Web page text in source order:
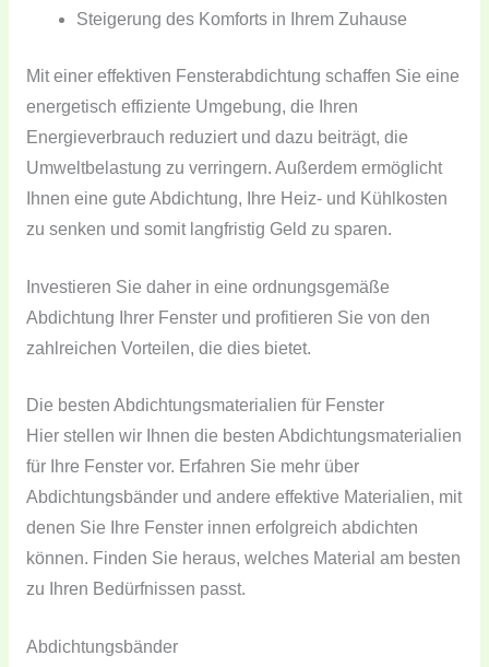
Steigerung des Komforts in Ihrem Zuhause
Mit einer effektiven Fensterabdichtung schaffen Sie eine
energetisch effiziente Umgebung, die Ihren
Energieverbrauch reduziert und dazu beiträgt, die
Umweltbelastung zu verringern. Außerdem ermöglicht
Ihnen eine gute Abdichtung, Ihre Heiz- und Kühlkosten
zu senken und somit langfristig Geld zu sparen.
Investieren Sie daher in eine ordnungsgemäße
Abdichtung Ihrer Fenster und profitieren Sie von den
zahlreichen Vorteilen, die dies bietet.
Die besten Abdichtungsmaterialien für Fenster
Hier stellen wir Ihnen die besten Abdichtungsmaterialien
für Ihre Fenster vor. Erfahren Sie mehr über
Abdichtungsbänder und andere effektive Materialien, mit
denen Sie Ihre Fenster innen erfolgreich abdichten
können. Finden Sie heraus, welches Material am besten
zu Ihren Bedürfnissen passt.
Abdichtungsbänder